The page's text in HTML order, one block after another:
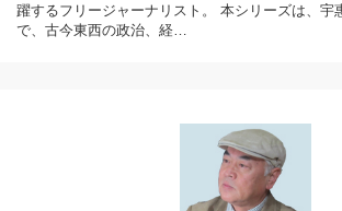
躍するフリージャーナリスト。 本シリーズは、宇
で、古今東西の政治、経…